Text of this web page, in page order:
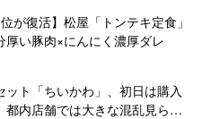
位が復活】松屋「トンテキ定食」
い豚肉×にんにく濃厚ダレ
ット「ちいかわ」、初日は購入
内店舗では大きな混乱見られ